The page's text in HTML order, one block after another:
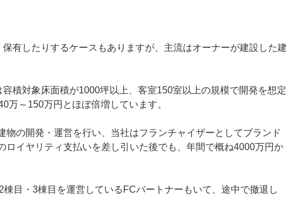
有したりするケースもありますが、主流はオーナーが建設した建
積対象床面積が1000坪以上、客室150室以上の規模で開発を想定
万～150万円とほぼ倍増しています。
の開発・運営を行い、当社はフランチャイザーとしてブランド
イヤリティ支払いを差し引いた後でも、年間で概ね4000万円か
目・3棟目を運営しているFCパートナーもいて、途中で撤退し